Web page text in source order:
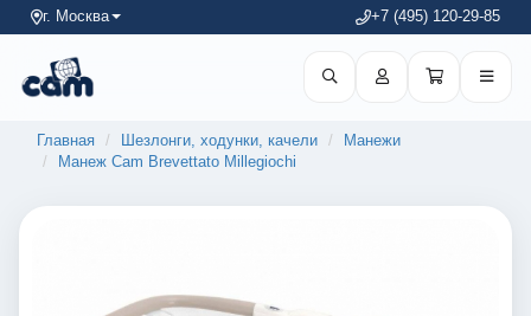
г. Москва +7 (495) 120-29-85
Главная Шезлонги, ходунки, качели
Манежи
Манеж Cam Brevettato Millegiochi